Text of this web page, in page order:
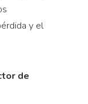
y el
de